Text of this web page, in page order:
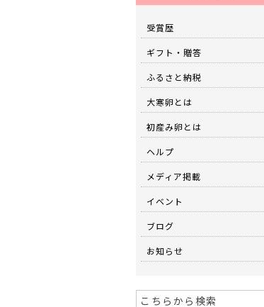
受賞歴
ギフト・贈答
ふるさと納税
大寒卵とは
初産み卵とは
ヘルプ
メディア掲載
イベント
ブログ
お知らせ